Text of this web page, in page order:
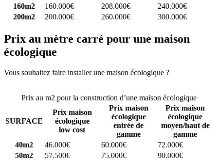
160m2
160.000€ 208.000€
240.000€
200m2
200.000€ 260.000€ 300.000€
Prix au mètre carré pour une maison
écologique
Vous souhaitez faire installer une maison écologique ?
Prix au m2 pour la construction d’une maison écologique
SURFACE
Prix maison
écologique
low cost
Prix maison
écologique
entrée de
gamme
Prix maison
écologique
moyen/haut de
gamme
40m2
46.000€ 60.000€
72.000€
50m2
57.500€ 75.000€
90.000€